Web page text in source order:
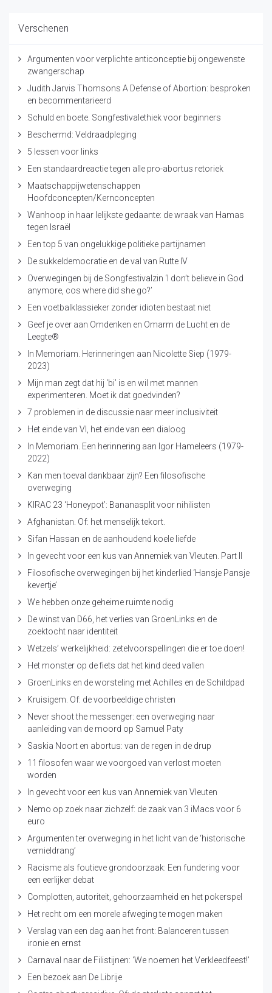
Verschenen
Argumenten voor verplichte anticonceptie bij ongewenste
zwangerschap
Judith Jarvis Thomsons A Defense of Abortion: besproken
en becommentarieerd
Schuld en boete. Songfestivalethiek voor beginners
Beschermd: Veldraadpleging
5 lessen voor links
Een standaardreactie tegen alle pro-abortus retoriek
Maatschappijwetenschappen
Hoofdconcepten/Kernconcepten
Wanhoop in haar lelijkste gedaante: de wraak van Hamas
tegen Israël
Een top 5 van ongelukkige politieke partijnamen
De sukkeldemocratie en de val van Rutte IV
Overwegingen bij de Songfestivalzin ‘I don’t believe in God
anymore, cos where did she go?’
Een voetbalklassieker zonder idioten bestaat niet
Geef je over aan Omdenken en Omarm de Lucht en de
Leegte®
In Memoriam. Herinneringen aan Nicolette Siep (1979-
2023)
Mijn man zegt dat hij ‘bi’ is en wil met mannen
experimenteren. Moet ik dat goedvinden?
7 problemen in de discussie naar meer inclusiviteit
Het einde van VI, het einde van een dialoog
In Memoriam. Een herinnering aan Igor Hameleers (1979-
2022)
Kan men toeval dankbaar zijn? Een filosofische
overweging
KIRAC 23 ‘Honeypot’: Bananasplit voor nihilisten
Afghanistan. Of: het menselijk tekort.
Sifan Hassan en de aanhoudend koele liefde
In gevecht voor een kus van Annemiek van Vleuten. Part II
Filosofische overwegingen bij het kinderlied ‘Hansje Pansje
kevertje’
We hebben onze geheime ruimte nodig
De winst van D66, het verlies van GroenLinks en de
zoektocht naar identiteit
Wetzels’ werkelijkheid: zetelvoorspellingen die er toe doen!
Het monster op de fiets dat het kind deed vallen
GroenLinks en de worsteling met Achilles en de Schildpad
Kruisigem. Of: de voorbeeldige christen
Never shoot the messenger: een overweging naar
aanleiding van de moord op Samuel Paty
Saskia Noort en abortus: van de regen in de drup
11 filosofen waar we voorgoed van verlost moeten
worden
In gevecht voor een kus van Annemiek van Vleuten
Nemo op zoek naar zichzelf: de zaak van 3 iMacs voor 6
euro
Argumenten ter overweging in het licht van de ‘historische
vernieldrang’
Racisme als foutieve grondoorzaak: Een fundering voor
een eerlijker debat
Complotten, autoriteit, gehoorzaamheid en het pokerspel
Het recht om een morele afweging te mogen maken
Verslag van een dag aan het front: Balanceren tussen
ironie en ernst
Carnaval naar de Filistijnen: ‘We noemen het Verkleedfeest!’
Een bezoek aan De Librije